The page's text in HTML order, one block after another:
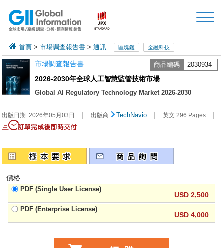
首頁 >市場調查報告書 >通訊 區塊鏈 金融科技
市場調查報告書 商品編碼 2030934
2026-2030年全球人工智慧監管技術市場
Global AI Regulatory Technology Market 2026-2030
出版日期:2026年05月03日 | 出版商: TechNavio | 英文 296 Pages |
價格
PDF (Single User License)
USD 2,500
PDF (Enterprise License)
USD 4,000